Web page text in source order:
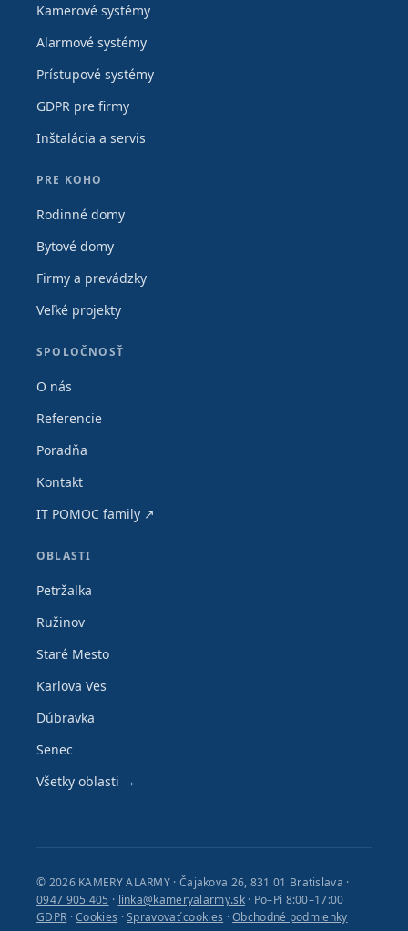
Kamerové systémy
Alarmové systémy
Prístupové systémy
GDPR pre firmy
Inštalácia a servis
PRE KOHO
Rodinné domy
Bytové domy
Firmy a prevádzky
Veľké projekty
SPOLOČNOSŤ
O nás
Referencie
Poradňa
Kontakt
IT POMOC family ↗
OBLASTI
Petržalka
Ružinov
Staré Mesto
Karlova Ves
Dúbravka
Senec
Všetky oblasti →
© 2026 KAMERY ALARMY · Čajakova 26, 831 01 Bratislava ·
0947 905 405 · linka@kameryalarmy.sk· Po–Pi 8:00–17:00
GDPR ·Cookies ·Spravovať cookies ·Obchodné podmienky